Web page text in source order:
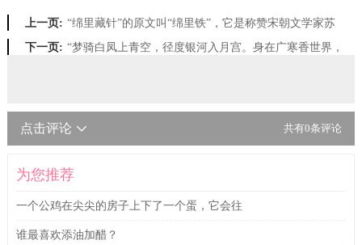
上一页: “绵里藏针”的原文叫“绵里铁”，它是称赞宋朝文学家苏轼：
下一页: “梦骑白凤上青空，径度银河入月宫。身在广寒香世界，觉来帘外木樨风”，形容的是哪种花？
点击评论 共有0条评论
为您推荐
一个公鸡在尖尖的房子上下了一个蛋，它会往
谁最喜欢添油加醋？